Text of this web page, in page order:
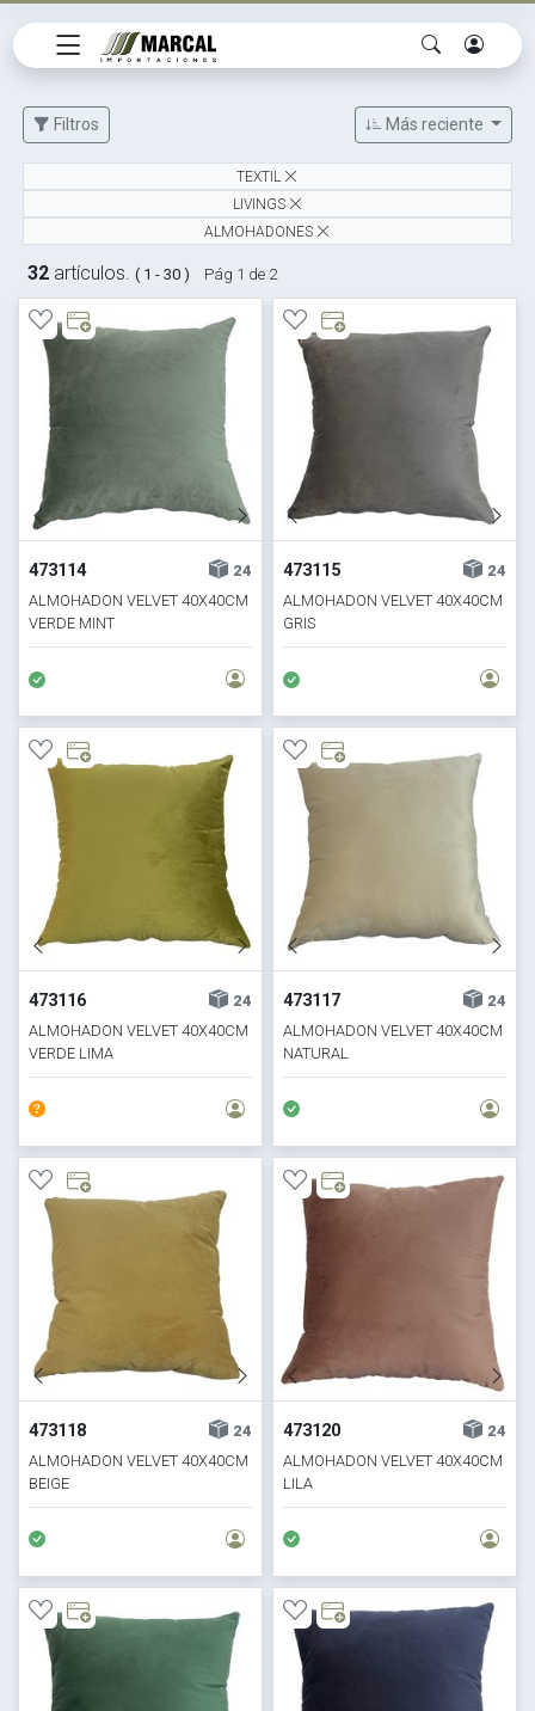
Filtros Más reciente
TEXTIL
LIVINGS
ALMOHADONES
473114
24
ALMOHADON VELVET 40X40CM
VERDE MINT
473115
24
ALMOHADON VELVET 40X40CM
GRIS
473116
24
ALMOHADON VELVET 40X40CM
VERDE LIMA
473117
24
ALMOHADON VELVET 40X40CM
NATURAL
473118
24
ALMOHADON VELVET 40X40CM
BEIGE
473120
24
ALMOHADON VELVET 40X40CM
LILA
32 artículos.( 1 - 30 ) Pág 1 de 2